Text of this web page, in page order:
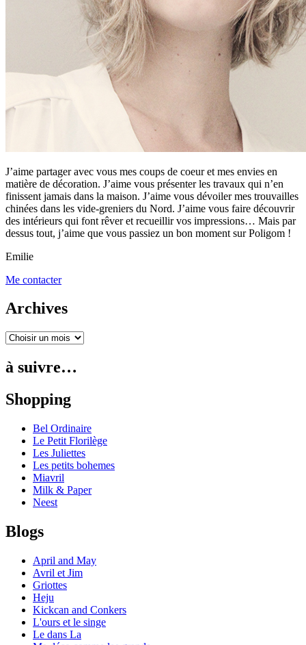
J’aime partager avec vous mes coups de coeur et mes envies en
matière de décoration. J’aime vous présenter les travaux qui n’en
finissent jamais dans la maison. J’aime vous dévoiler mes trouvailles
chinées dans les vide-greniers du Nord. J’aime vous faire découvrir
des intérieurs qui font rêver et recueillir vos impressions… Mais par
dessus tout, j’aime que vous passiez un bon moment sur Poligom !
Emilie
Me contacter
Archives
à suivre…
Shopping
Bel Ordinaire
Le Petit Florilège
Les Juliettes
Les petits bohemes
Miavril
Milk & Paper
Neest
Blogs
April and May
Avril et Jim
Griottes
Heju
Kickcan and Conkers
L'ours et le singe
Le dans La